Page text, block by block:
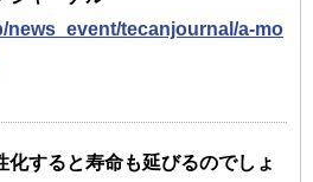
news_event/tecanjournal/a-mo
化すると寿命も延びるのでしょ